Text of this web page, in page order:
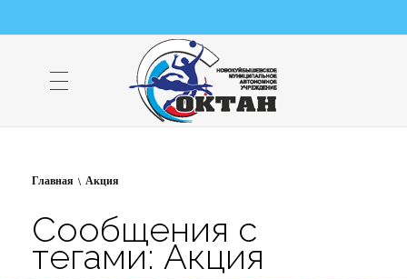
Главная Акция
Сообщения с
тегами: Акция